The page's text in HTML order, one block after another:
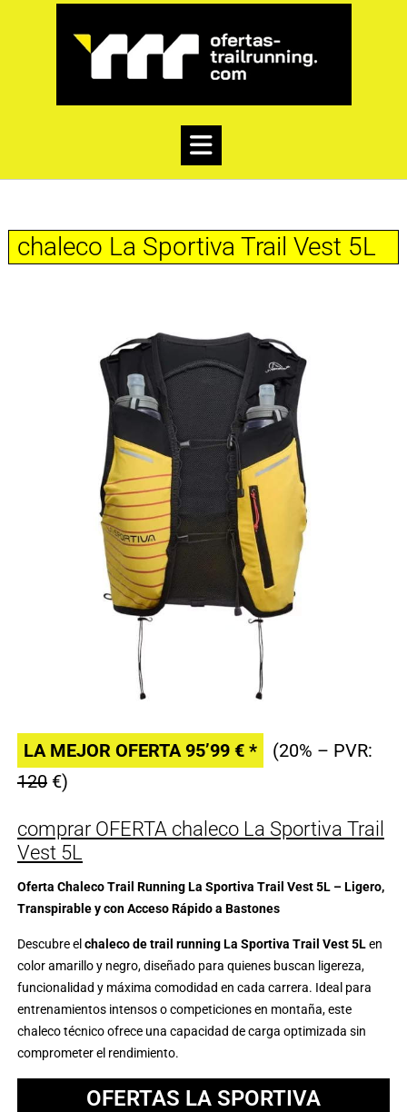
chaleco La Sportiva Trail Vest 5L
LA MEJOR OFERTA 95’99 € *
(20% – PVR:
120€)
comprar OFERTA chaleco La Sportiva Trail
Vest 5L
Oferta Chaleco Trail Running La Sportiva Trail Vest 5L – Ligero,
Transpirable y con Acceso Rápido a Bastones
Descubre el chaleco de trail running La Sportiva Trail Vest 5Len
color amarillo y negro, diseñado para quienes buscan ligereza,
funcionalidad y máxima comodidad en cada carrera. Ideal para
entrenamientos intensos o competiciones en montaña, este
chaleco técnico ofrece una capacidad de carga optimizada sin
comprometer el rendimiento.
OFERTAS LA SPORTIVA